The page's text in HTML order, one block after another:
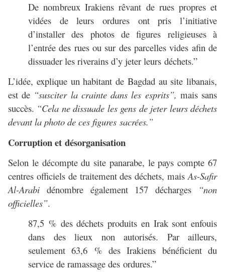
De nombreux Irakiens rêvant de rues propres et
vidées de leurs ordures ont pris l’initiative
d’installer des photos de figures religieuses à
l’entrée des rues ou sur des parcelles vides afin de
dissuader les riverains d’y jeter leurs déchets.”
L’idée, explique un habitant de Bagdad au site libanais,
est de “susciter la crainte dans les esprits”, mais sans
succès. “Cela ne dissuade les gens de jeter leurs déchets
devant la photo de ces figures sacrées.”
Corruption et désorganisation
Selon le décompte du site panarabe, le pays compte 67
centres officiels de traitement des déchets, maisAs-Safir
Al-Arabi dénombre également 157 décharges
“non
officielles”.
87,5 % des déchets produits en Irak sont enfouis
dans des lieux non autorisés. Par ailleurs,
seulement 63,6 % des Irakiens bénéficient du
service de ramassage des ordures.”